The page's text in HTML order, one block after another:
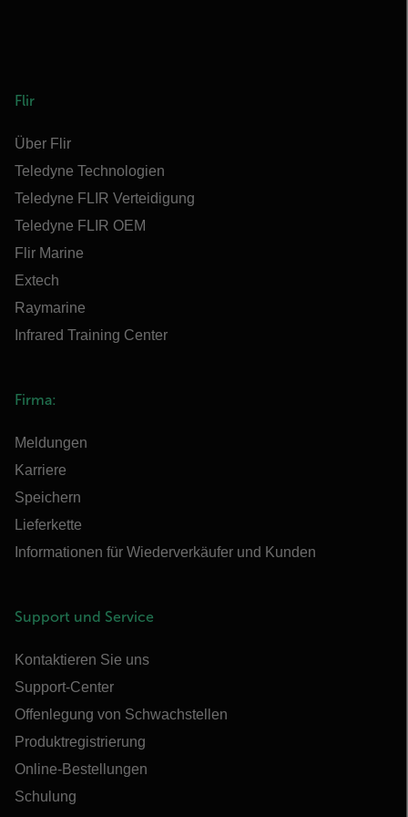
Flir
Über Flir
Teledyne Technologien
Teledyne FLIR Verteidigung
Teledyne FLIR OEM
Flir Marine
Extech
Raymarine
Infrared Training Center
Firma:
Meldungen
Karriere
Speichern
Lieferkette
Informationen für Wiederverkäufer und Kunden
Support und Service
Kontaktieren Sie uns
Support-Center
Offenlegung von Schwachstellen
Produktregistrierung
Online-Bestellungen
Schulung